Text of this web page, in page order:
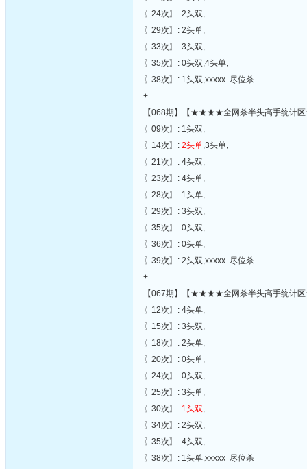
〖24次〗: 2头双,
〖29次〗: 2头单,
〖33次〗: 3头双,
〖35次〗: 0头双,4头单,
〖38次〗: 1头双,xxxxx 尽位杀
【068期】【★★★★全网杀半头高手统计
〖09次〗: 1头双,
〖14次〗: 2头单,3头单,
〖21次〗: 4头双,
〖23次〗: 4头单,
〖28次〗: 1头单,
〖29次〗: 3头双,
〖35次〗: 0头双,
〖36次〗: 0头单,
〖39次〗: 2头双,xxxxx 尽位杀
【067期】【★★★★全网杀半头高手统计
〖12次〗: 4头单,
〖15次〗: 3头双,
〖18次〗: 2头单,
〖20次〗: 0头单,
〖24次〗: 0头双,
〖25次〗: 3头单,
〖30次〗: 1头双,
〖34次〗: 2头双,
〖35次〗: 4头双,
〖38次〗: 1头单,xxxxx 尽位杀